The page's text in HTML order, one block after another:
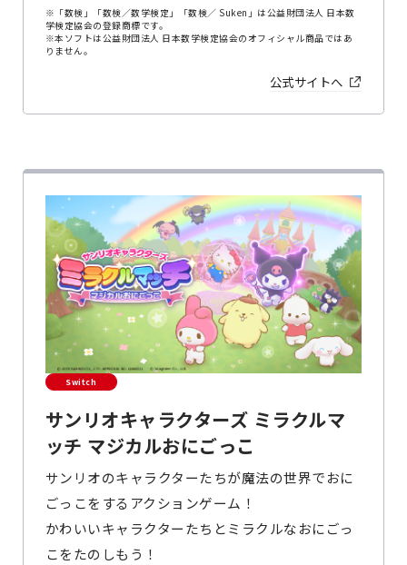
※「数検」「数検／数学検定」「数検／ Suken」は公益財団法人 日本数
学検定協会の登録商標です。
※本ソフトは公益財団法人 日本数学検定協会のオフィシャル商品ではあ
りません。
公式サイトへ
Switch
サンリオキャラクターズ ミラクルマ
ッチ マジカルおにごっこ
サンリオのキャラクターたちが魔法の世界でおに
ごっこをするアクションゲーム！
かわいいキャラクターたちとミラクルなおにごっ
こをたのしもう！